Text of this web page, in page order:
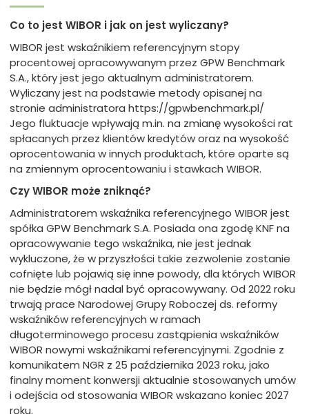
Co to jest WIBOR i jak on jest wyliczany?
WIBOR jest wskaźnikiem referencyjnym stopy
procentowej opracowywanym przez GPW Benchmark
S.A., który jest jego aktualnym administratorem.
Wyliczany jest na podstawie metody opisanej na
stronie administratora https://gpwbenchmark.pl/
Jego fluktuacje wpływają m.in. na zmianę wysokości rat
spłacanych przez klientów kredytów oraz na wysokość
oprocentowania w innych produktach, które oparte są
na zmiennym oprocentowaniu i stawkach WIBOR.
Czy WIBOR może zniknąć?
Administratorem wskaźnika referencyjnego WIBOR jest
spółka GPW Benchmark S.A. Posiada ona zgodę KNF na
opracowywanie tego wskaźnika, nie jest jednak
wykluczone, że w przyszłości takie zezwolenie zostanie
cofnięte lub pojawią się inne powody, dla których WIBOR
nie będzie mógł nadal być opracowywany. Od 2022 roku
trwają prace Narodowej Grupy Roboczej ds. reformy
wskaźników referencyjnych w ramach
długoterminowego procesu zastąpienia wskaźników
WIBOR nowymi wskaźnikami referencyjnymi. Zgodnie z
komunikatem NGR z 25 października 2023 roku, jako
finalny moment konwersji aktualnie stosowanych umów
i odejścia od stosowania WIBOR wskazano koniec 2027
roku.